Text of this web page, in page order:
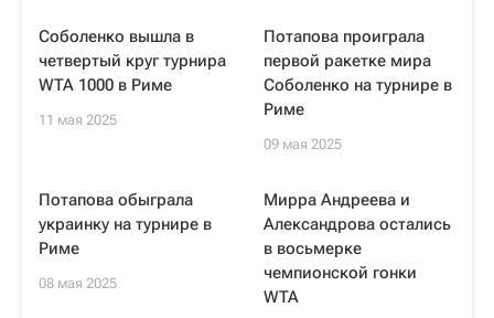
Соболенко вышла в
четвертый круг турнира
WTA 1000 в Риме
11 мая 2025
Потапова проиграла
первой ракетке мира
Соболенко на турнире в
Риме
09 мая 2025
Потапова обыграла
украинку на турнире в
Риме
08 мая 2025
Мирра Андреева и
Александрова остались
в восьмерке
чемпионской гонки
WTA